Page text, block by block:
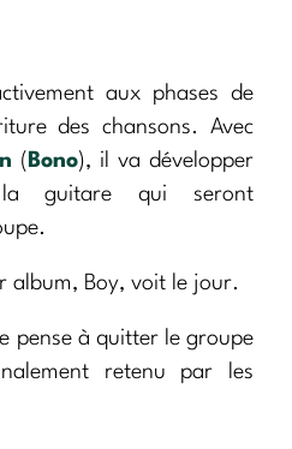
aux phases de
des chansons. Avec
( Bono), il va développer
guitare qui seront
album, Boy, voit le jour.
pense à quitter le groupe
retenu par les